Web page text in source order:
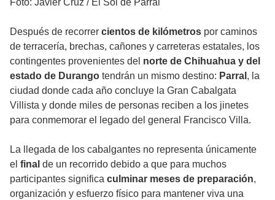
Foto: Javier Cruz / El Sol de Parral
Después de recorrer cientos de kilómetros por caminos
de terracería, brechas, cañones y carreteras estatales, los
contingentes provenientes del norte de Chihuahua y del
estado de Durango tendrán un mismo destino: Parral , la
ciudad donde cada año concluye la Gran Cabalgata
Villista y donde miles de personas reciben a los jinetes
para conmemorar el legado del general Francisco Villa.
La llegada de los cabalgantes no representa únicamente
el final de un recorrido debido a que para muchos
participantes significa culminar meses de preparación,
organización y esfuerzo físico para mantener viva una